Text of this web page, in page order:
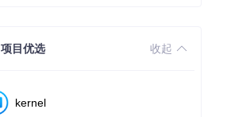
项目优选 收起
kernel